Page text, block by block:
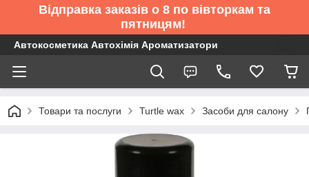
Відправка заказів о 8 по вівторкам та
пятницям!
Автокосметика Автохімія Ароматизатори
Товари та послуги Turtle wax Засоби для салону